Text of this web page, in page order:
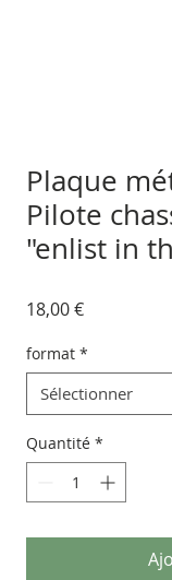
Plaque
Pilote
"enlist in
18,00 €Prix
format *
Sélectionner
Quantité *